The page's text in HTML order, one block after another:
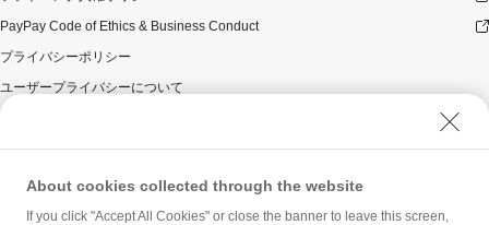
PayPay Code of Ethics & Business Conduct
プライバシーポリシー
ユーザープライバシーについて
ウェブサイト利用規約
反社会的勢力に対する方針
勧誘方針
About cookies collected through the website
If you click "Accept All Cookies" or close the banner to leave this screen,